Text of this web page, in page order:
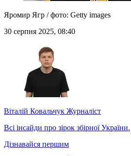
Яромир Ягр / фото: Getty images
30 серпня 2025, 08:40
Віталій Ковальчук Журналіст
Всі інсайди про зірок збірної України.
Дізнавайся першим